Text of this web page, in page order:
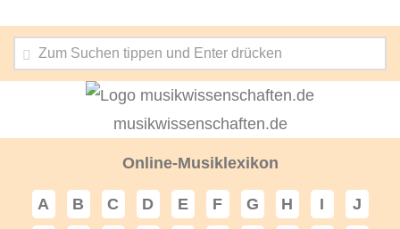
musikwissenschaften.de
Online-Musiklexikon
A B C D E F G H I
J